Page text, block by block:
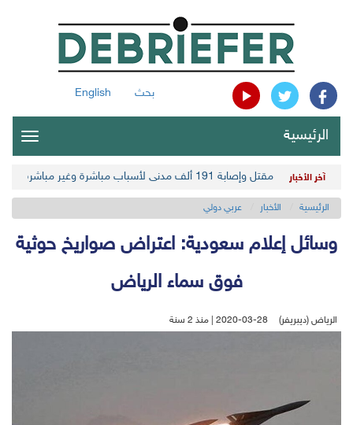
بحث English
الرئيسية
آخر الأخبار مقتل وإصابة 191 ألف مدني لأسباب مباشرة وغير مباشرة في أحدث حصيلة حوثية
الرئيسية الأخبار عربي دولي
وسائل إعلام سعودية: اعتراض صواريخ حوثية
فوق سماء الرياض
الرياض (ديبريفر) 2020-03-28 | منذ 2 سنة